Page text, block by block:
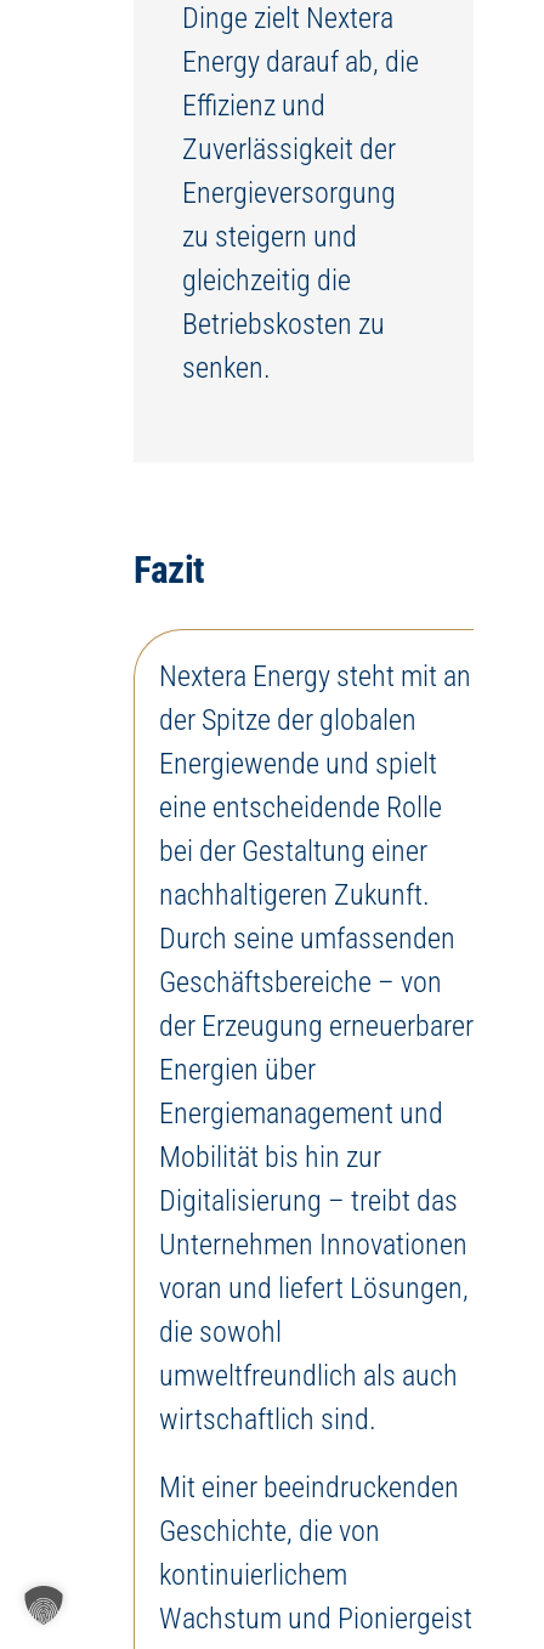
Dinge zielt Nextera
Energy darauf ab, die
Effizienz und
Zuverlässigkeit der
Energieversorgung
zu steigern und
gleichzeitig die
Betriebskosten zu
senken.
Fazit
Nextera Energy steht mit an
der Spitze der globalen
Energiewende und spielt
eine entscheidende Rolle
bei der Gestaltung einer
nachhaltigeren Zukunft.
Durch seine umfassenden
Geschäftsbereiche – von
der Erzeugung erneuerbarer
Energien über
Energiemanagement und
Mobilität bis hin zur
Digitalisierung – treibt das
Unternehmen Innovationen
voran und liefert Lösungen,
die sowohl
umweltfreundlich als auch
wirtschaftlich sind.
Mit einer beeindruckenden
Geschichte, die von
kontinuierlichem
Wachstum und Pioniergeist